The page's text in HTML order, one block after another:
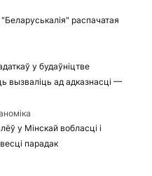
распачатая
у будаўніцтве
вызваліць ад адказнасці —
у Мінскай вобласці і
парадак